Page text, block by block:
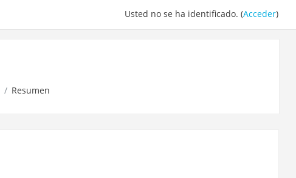
Usted no se ha identificado. (Acceder)
Resumen